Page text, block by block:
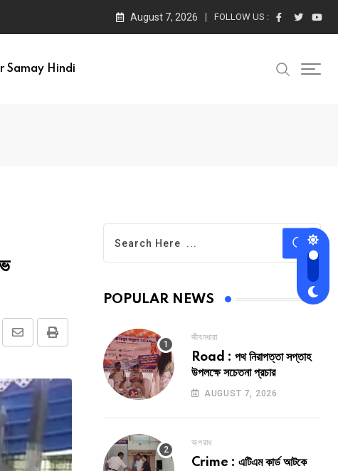
August 7, 2026 FOLLOW US :
Samay Hindi
Print
Share
Email
POPULAR NEWS
জীবনধারা
Road : পথ নিরাপত্তা সপ্তাহ
উপলক্ষে সচেতনা প্রচার
AUGUST 7, 2026
অপরাধ
Crime : এটিএম কার্ড আটকে